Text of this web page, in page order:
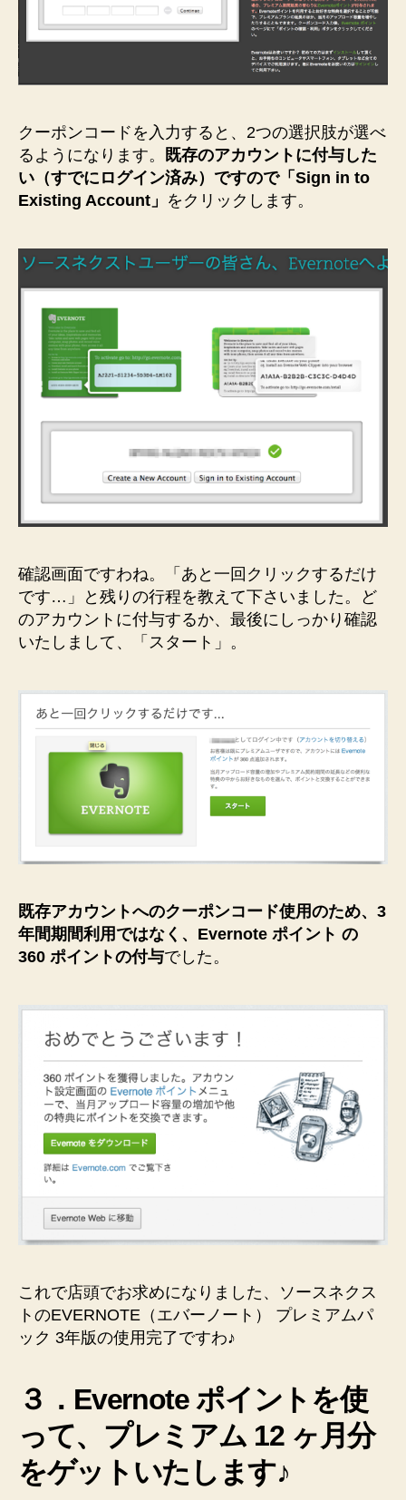
クーポンコードを入力すると、2つの選択肢が選べ
るようになります。
既存のアカウントに付与した
い（すでにログイン済み）ですので「Sign in to
Existing Account」 をクリックします。
確認画面ですわね。「あと一回クリックするだけ
です…」と残りの行程を教えて下さいました。ど
のアカウントに付与するか、最後にしっかり確認
いたしまして、「スタート」。
既存アカウントへのクーポンコード使用のため、3
年間期間利用ではなく、Evernote ポイント の
360 ポイントの付与でした。
これで店頭でお求めになりました、ソースネクス
トのEVERNOTE（エバーノート） プレミアムパ
ック 3年版の使用完了ですわ♪
３．Evernote ポイントを使
って、プレミアム 12 ヶ月分
をゲットいたします♪